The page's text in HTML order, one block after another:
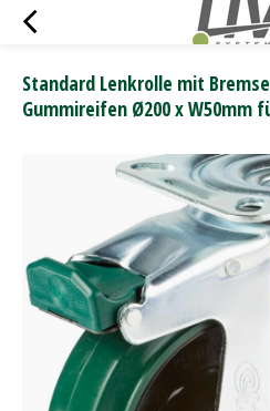
Standard Lenkrolle mit
Gummireifen Ø200 x W50mm